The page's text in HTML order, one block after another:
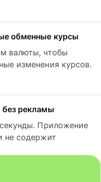
обменные курсы
валюты, чтобы
изменения курсов.
без рекламы
Приложение
не содержит